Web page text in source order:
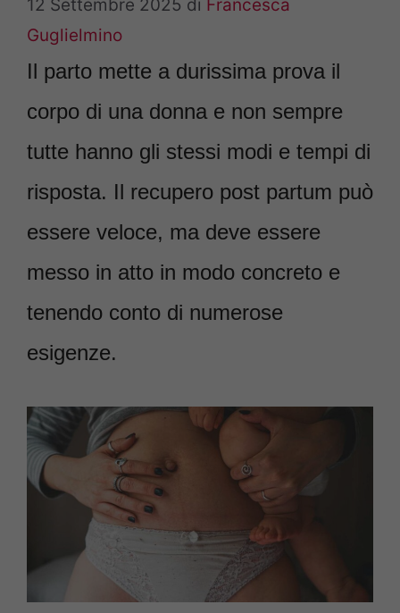
12 Settembre 2025 di Francesca
Guglielmino
Il parto mette a durissima prova il
corpo di una donna e non sempre
tutte hanno gli stessi modi e tempi di
risposta. Il recupero post partum può
essere veloce, ma deve essere
messo in atto in modo concreto e
tenendo conto di numerose
esigenze.